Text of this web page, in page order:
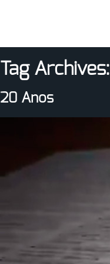
Tag Archives:
20 Anos